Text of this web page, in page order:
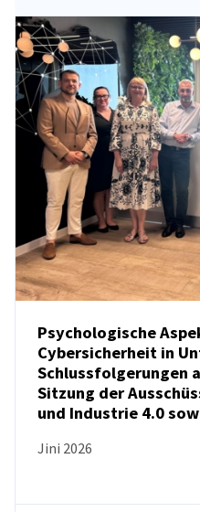
NEUIGKEITEN
Psychologische
Cybersicherheit in
Schlussfolgerungen
Sitzung der
und Industrie 4.0
Jini 2026